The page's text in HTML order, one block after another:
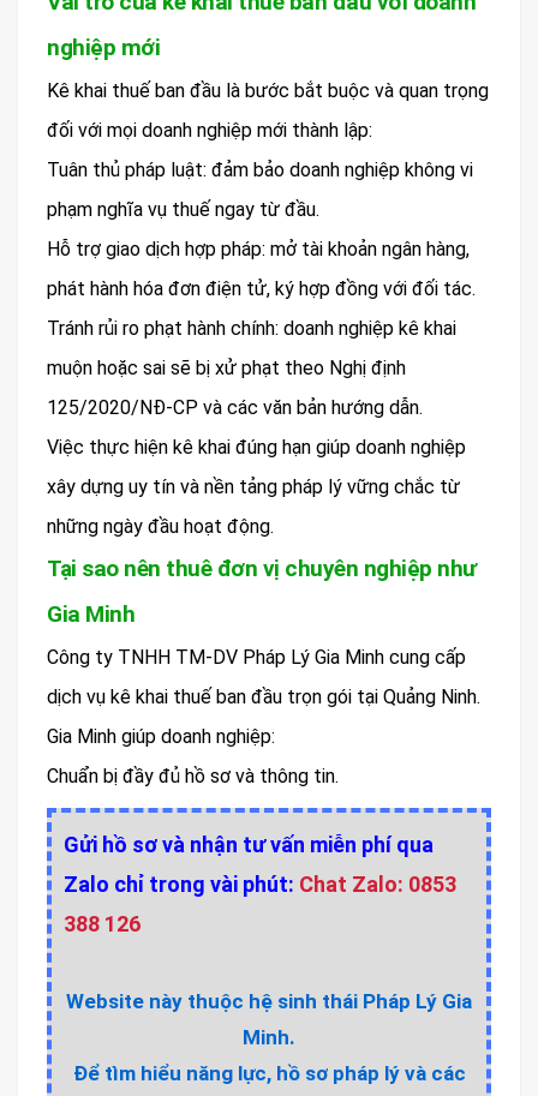
nghiệp mới
Kê khai thuế ban đầu là bước bắt buộc và quan trọng
đối với mọi doanh nghiệp mới thành lập:
Tuân thủ pháp luật: đảm bảo doanh nghiệp không vi
phạm nghĩa vụ thuế ngay từ đầu.
Hỗ trợ giao dịch hợp pháp: mở tài khoản ngân hàng,
phát hành hóa đơn điện tử, ký hợp đồng với đối tác.
Tránh rủi ro phạt hành chính: doanh nghiệp kê khai
muộn hoặc sai sẽ bị xử phạt theo Nghị định
125/2020/NĐ-CP và các văn bản hướng dẫn.
Việc thực hiện kê khai đúng hạn giúp doanh nghiệp
xây dựng uy tín và nền tảng pháp lý vững chắc từ
những ngày đầu hoạt động.
Tại sao nên thuê đơn vị chuyên nghiệp như
Gia Minh
Công ty TNHH TM-DV Pháp Lý Gia Minh cung cấp
dịch vụ kê khai thuế ban đầu trọn gói tại Quảng Ninh.
Gia Minh giúp doanh nghiệp:
Chuẩn bị đầy đủ hồ sơ và thông tin.
Gửi hồ sơ và nhận tư vấn miễn phí qua
Zalo chỉ trong vài phút: Chat Zalo: 0853
388 126
Website này thuộc hệ sinh thái Pháp Lý Gia
Minh.
Để tìm hiểu năng lực, hồ sơ pháp lý và các